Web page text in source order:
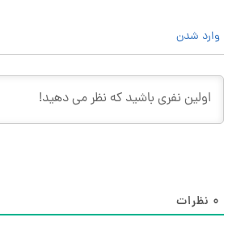
وارد شدن
۰ نظرات